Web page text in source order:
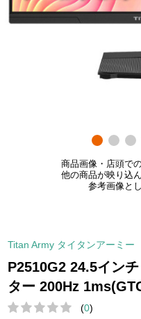
商品画像・店頭で
他の商品が映り込
参考画像と
Titan Army タイタンアーミー
P2510G2 24.5イン
ター 200Hz
(0)